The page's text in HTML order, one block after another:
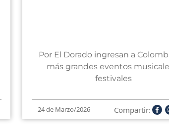
Por El Dorado ingresan a
más grandes eventos
festivales
24 de Marzo/2026 Compartir: